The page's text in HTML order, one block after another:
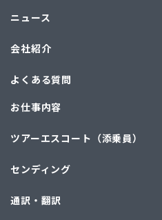
ニュース
会社紹介
よくある質問
お仕事内容
ツアーエスコート（添乗員）
センディング
通訳・翻訳